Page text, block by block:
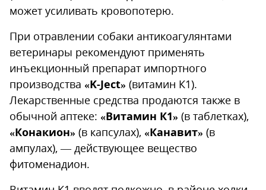
может усиливать кровопотерю.
При отравлении собаки антикоагулянтами
ветеринары рекомендуют применять
инъекционный препарат импортного
производства «K-Ject» (витамин К1).
Лекарственные средства продаются также в
обычной аптеке: «Витамин К1» (в таблетках),
«Конакион» (в капсулах), «Канавит» (в
ампулах), — действующее вещество
фитоменадион.